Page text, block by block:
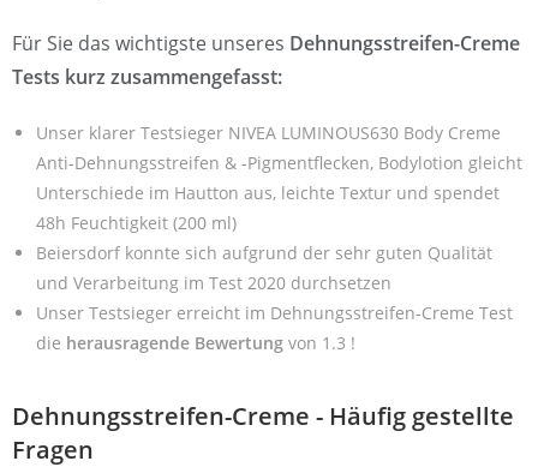
Für Sie das wichtigste unseres Dehnungsstreifen-Creme
Tests kurz zusammengefasst:
Unser klarer Testsieger NIVEA LUMINOUS630 Body Creme
Anti-Dehnungsstreifen & -Pigmentflecken, Bodylotion gleicht
Unterschiede im Hautton aus, leichte Textur und spendet
48h Feuchtigkeit (200 ml)
Beiersdorf konnte sich aufgrund der sehr guten Qualität
und Verarbeitung im Test 2020 durchsetzen
Unser Testsieger erreicht im Dehnungsstreifen-Creme Test
die herausragende Bewertung von 1.3 !
Dehnungsstreifen-Creme - Häufig gestellte
Fragen